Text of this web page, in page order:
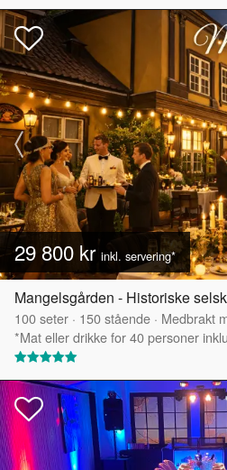
29 800 kr inkl. servering*
Mangelsgården - Historiske
100seter · 150stående · Medbrakt
*Mat eller drikke for 40 personer